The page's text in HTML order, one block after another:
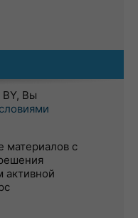
BY, Вы
материалов с
активной